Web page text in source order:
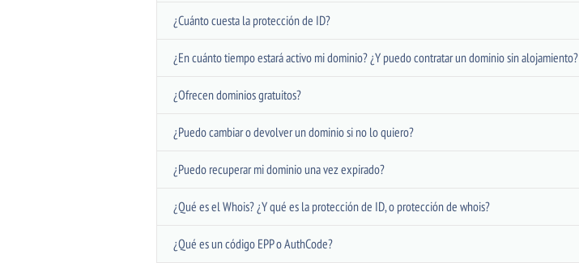
¿Cuánto cuesta la protección de ID?
¿En cuánto tiempo estará activo mi dominio? ¿Y puedo contratar un dominio sin alojamiento?
¿Ofrecen dominios gratuitos?
¿Puedo cambiar o devolver un dominio si no lo quiero?
¿Puedo recuperar mi dominio una vez expirado?
¿Qué es el Whois? ¿Y qué es la protección de ID, o protección de whois?
¿Qué es un código EPP o AuthCode?